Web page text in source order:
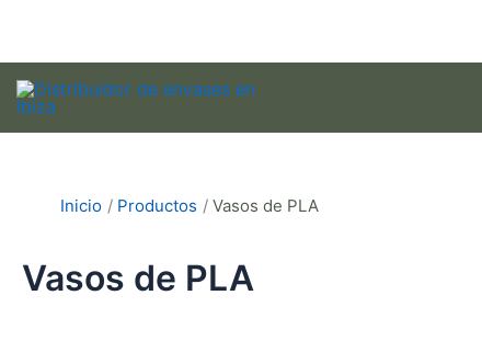
Inicio Productos Vasos de PLA
Vasos de PLA